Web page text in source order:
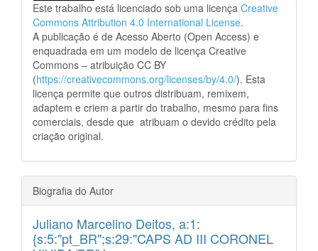
Este trabalho está licenciado sob uma licença Creative
Commons Attribution 4.0 International License.
A publicação é de Acesso Aberto (Open Access) e
enquadrada em um modelo de licença Creative
Commons – atribuição CC BY
(https://creativecommons.org/licenses/by/4.0/). Esta
licença permite que outros distribuam, remixem,
adaptem e criem a partir do trabalho, mesmo para fins
comerciais, desde que atribuam o devido crédito pela
criação original.
Biografia do Autor
Juliano Marcelino Deitos, a:1:
{s:5:"pt_BR";s:29:"CAPS AD III CORONEL